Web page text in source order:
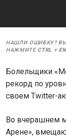
НАШЛИ ОШИБКУ?
НАЖМИТЕ CTRL +
Болельщики
рекорд по
своем Twitter-
Во вчерашнем
Арене»,